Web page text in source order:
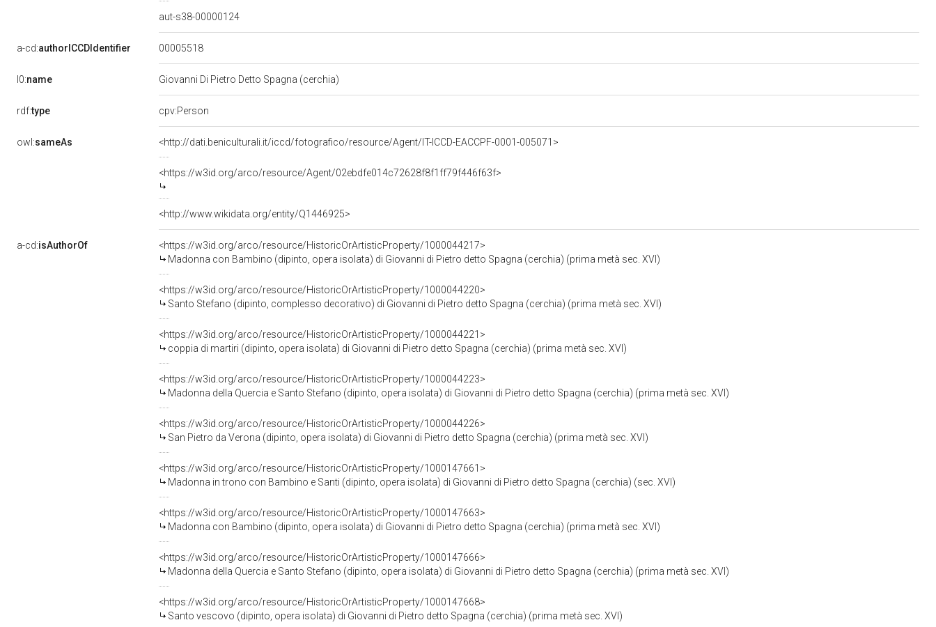
aut-s38-00000124
a-cd:authorICCDIdentifier 00005518
l0:name Giovanni Di Pietro Detto Spagna (cerchia)
rdf:type cpv:Person
owl:sameAs <http://dati.beniculturali.it/iccd/fotografico/resource/Agent/IT-ICCD-EACCPF-0001-005071>
<https://w3id.org/arco/resource/Agent/02ebdfe014c72628f8f1ff79f446f63f>
<http://www.wikidata.org/entity/Q1446925>
a-cd:isAuthorOf
<https://w3id.org/arco/resource/HistoricOrArtisticProperty/1000044217>
Madonna con Bambino (dipinto, opera isolata) di Giovanni di Pietro detto Spagna (cerchia) (prima metà sec. XVI)
<https://w3id.org/arco/resource/HistoricOrArtisticProperty/1000044220>
Santo Stefano (dipinto, complesso decorativo) di Giovanni di Pietro detto Spagna (cerchia) (prima metà sec. XVI)
<https://w3id.org/arco/resource/HistoricOrArtisticProperty/1000044221>
coppia di martiri (dipinto, opera isolata) di Giovanni di Pietro detto Spagna (cerchia) (prima metà sec. XVI)
<https://w3id.org/arco/resource/HistoricOrArtisticProperty/1000044223>
Madonna della Quercia e Santo Stefano (dipinto, opera isolata) di Giovanni di Pietro detto Spagna (cerchia) (prima metà sec. XVI)
<https://w3id.org/arco/resource/HistoricOrArtisticProperty/1000044226>
San Pietro da Verona (dipinto, opera isolata) di Giovanni di Pietro detto Spagna (cerchia) (prima metà sec. XVI)
<https://w3id.org/arco/resource/HistoricOrArtisticProperty/1000147661>
Madonna in trono con Bambino e Santi (dipinto, opera isolata) di Giovanni di Pietro detto Spagna (cerchia) (sec. XVI)
<https://w3id.org/arco/resource/HistoricOrArtisticProperty/1000147663>
Madonna con Bambino (dipinto, opera isolata) di Giovanni di Pietro detto Spagna (cerchia) (prima metà sec. XVI)
<https://w3id.org/arco/resource/HistoricOrArtisticProperty/1000147666>
Madonna della Quercia e Santo Stefano (dipinto, opera isolata) di Giovanni di Pietro detto Spagna (cerchia) (prima metà sec. XVI)
<https://w3id.org/arco/resource/HistoricOrArtisticProperty/1000147668>
Santo vescovo (dipinto, opera isolata) di Giovanni di Pietro detto Spagna (cerchia) (prima metà sec. XVI)